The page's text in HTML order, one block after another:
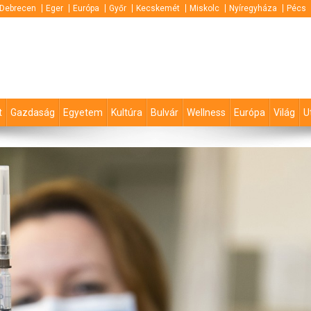
Debrecen Eger Európa Győr Kecskemét Miskolc Nyíregyháza Pécs
Gazdaság Egyetem Kultúra Bulvár Wellness Európa Világ